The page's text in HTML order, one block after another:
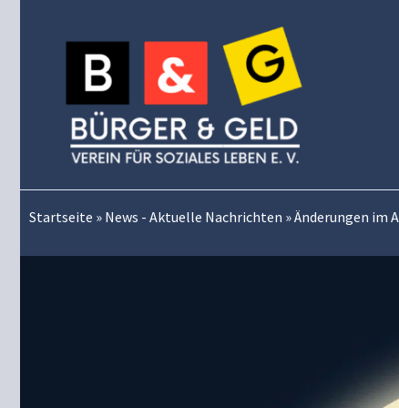
Startseite » News - Aktuelle Nachrichten »Änderungen im